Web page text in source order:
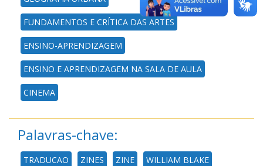
FUNDAMENTOS E CRÍTICA DAS ARTES
ENSINO-APRENDIZAGEM
ENSINO E APRENDIZAGEM NA SALA DE AULA
CINEMA
Palavras-chave:
TRADUCAO ZINES ZINE WILLIAM BLAKE